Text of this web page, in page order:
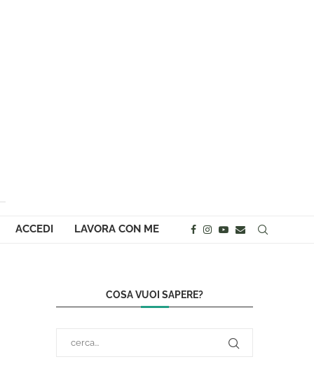
ACCEDI LAVORA CON ME
COSA VUOI SAPERE?